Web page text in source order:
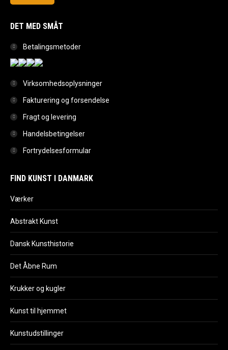
DET MED SMÅT
Betalingsmetoder
Virksomhedsoplysninger
Fakturering og forsendelse
Fragt og levering
Handelsbetingelser
Fortrydelsesformular
FIND KUNST I DANMARK
Værker
Abstrakt Kunst
Dansk Kunsthistorie
Det Åbne Rum
Krukker og kugler
Kunst til hjemmet
Kunstudstillinger